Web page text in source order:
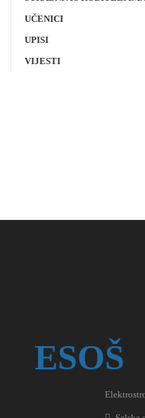
UČENICI
UPISI
VIJESTI
ESOŠ